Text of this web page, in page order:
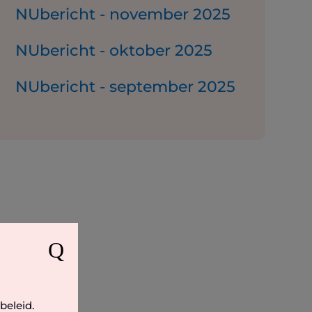
NUbericht - november 2025
NUbericht - oktober 2025
NUbericht - september 2025
Q